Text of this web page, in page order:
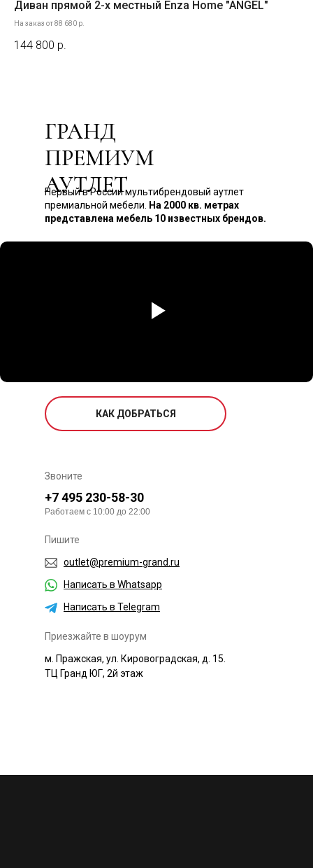
Диван прямой 2-х местный Enza Home "ANGEL"
На заказ от 88 680 р.
144 800 р.
ГРАНД
ПРЕМИУМ
АУТЛЕТ
Первый в России мультибрендовый аутлет
премиальной мебели. На 2000 кв. метрах
представлена мебель 10 известных брендов.
КАК ДОБРАТЬСЯ
outlet@premium-grand.ru
Написать в Whatsapp
Написать в Telegram
+7 495 230-58-30
Работаем с 10:00 до 22:00
м. Пражская, ул. Кировоградская, д. 15.
ТЦ Гранд ЮГ, 2й этаж
Звоните
Приезжайте в шоурум
Пишите